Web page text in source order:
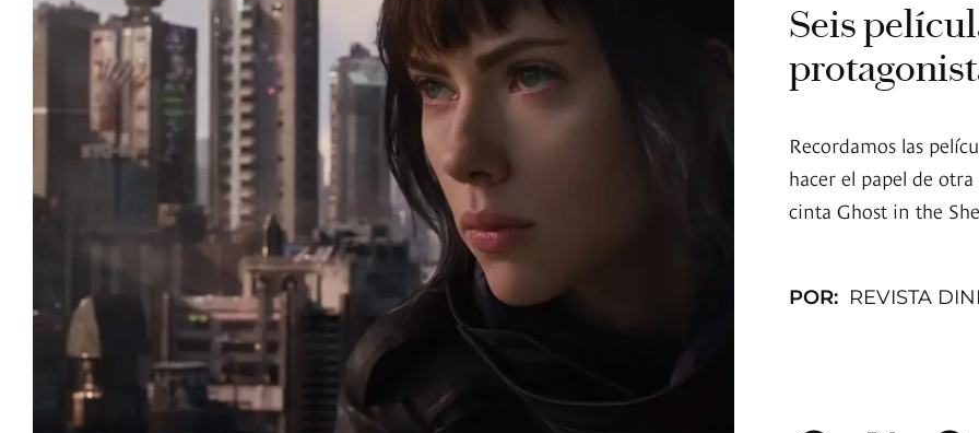
Seis
Recordamos las
hacer el papel de
cinta Ghost in the
POR: REVISTA